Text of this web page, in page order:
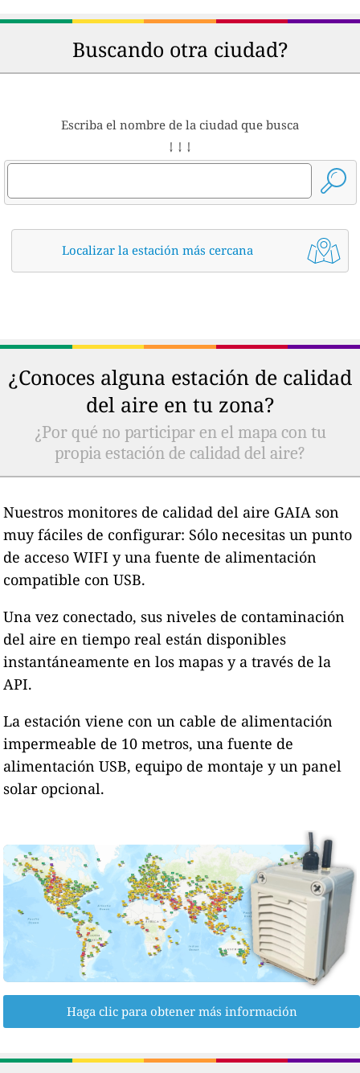
Buscando otra ciudad?
Escriba el nombre de la ciudad que busca
↓ ↓ ↓
Localizar la estación más cercana
¿Conoces alguna estación de calidad
del aire en tu zona?
¿Por qué no participar en el mapa con tu
propia estación de calidad del aire?
Nuestros monitores de calidad del aire GAIA son
muy fáciles de configurar: Sólo necesitas un punto
de acceso WIFI y una fuente de alimentación
compatible con USB.
Una vez conectado, sus niveles de contaminación
del aire en tiempo real están disponibles
instantáneamente en los mapas y a través de la
API.
La estación viene con un cable de alimentación
impermeable de 10 metros, una fuente de
alimentación USB, equipo de montaje y un panel
solar opcional.
Haga clic para obtener más información